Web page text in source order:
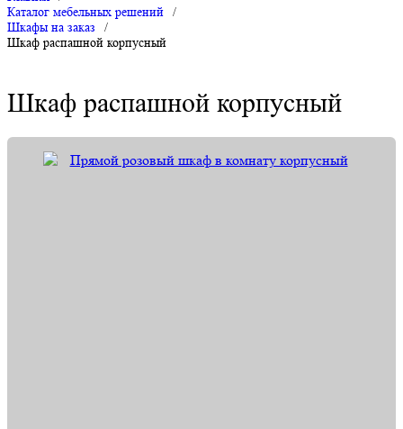
Каталог мебельных решений
/
Шкафы на заказ
/
Шкаф распашной корпусный
Шкаф распашной корпусный